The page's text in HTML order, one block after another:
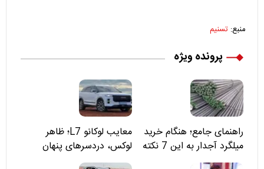
منبع: تسنیم
پرونده ویژه
راهنمای جامع؛ هنگام خرید
میلگرد آجدار به این 7 نکته
توجه کنید
معایب لوکانو L7؛ ظاهر
لوکس، دردسرهای پنهان